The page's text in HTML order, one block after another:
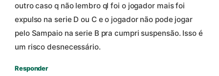
outro caso q não lembro ql foi o jogador mais foi
expulso na serie D ou C e o jogador não pode jogar
pelo Sampaio na serie B pra cumpri suspensão. Isso é
um risco desnecessário.
Responder